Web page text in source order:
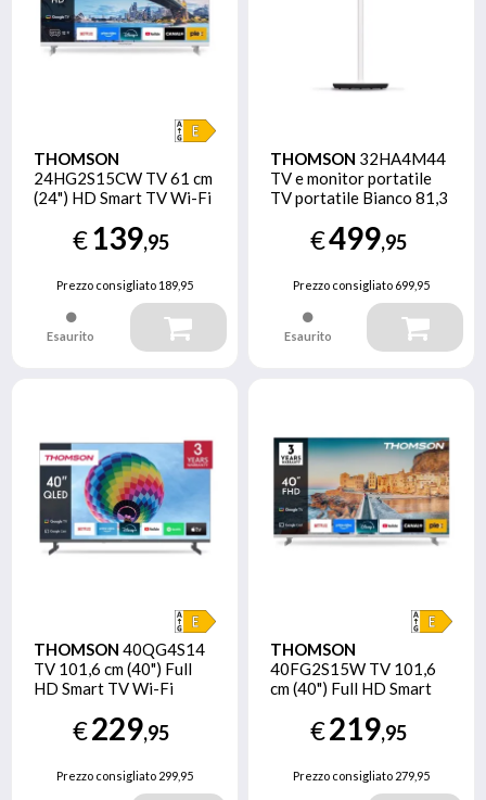
THOMSON
24HG2S15CW TV 61 cm
(24") HD Smart TV Wi-Fi
€139,95
Prezzo consigliato189,95
Esaurito
THOMSON 32HA4M44
TV e monitor portatile
TV portatile Bianco 81,3
€499,95
Prezzo consigliato 699,95
Esaurito
THOMSON 40QG4S14
TV 101,6 cm (40") Full
HD Smart TV Wi-Fi
€229,95
Prezzo consigliato299,95
THOMSON
40FG2S15W TV 101,6
cm (40") Full HD Smart
€219,95
Prezzo consigliato 279,95